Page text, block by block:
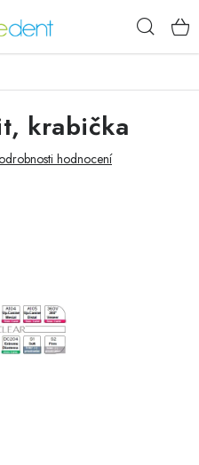
krabička
hodnocení